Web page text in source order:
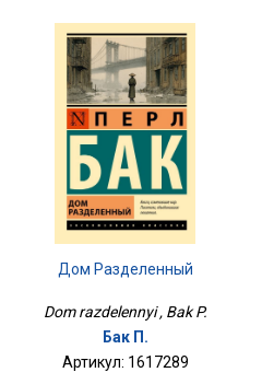
Дом Разделенный
Dom razdelennyi , Bak P.
Бак П.
Артикул: 1617289